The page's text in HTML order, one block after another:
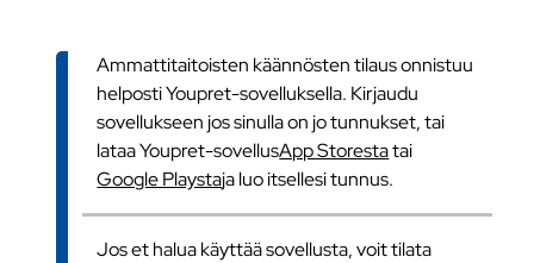
Ammattitaitoisten käännösten tilaus onnistuu
helposti Youpret-sovelluksella. Kirjaudu
sovellukseen jos sinulla on jo tunnukset, tai
lataa Youpret-sovellusApp Storestatai
Google Playstaja luo itsellesi tunnus.
Jos et halua käyttää sovellusta, voit tilata